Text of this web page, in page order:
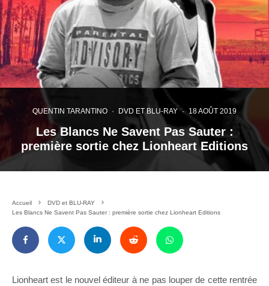
QUENTIN TARANTINO · DVD ET BLU-RAY · 18 AOÛT 2019
Les Blancs Ne Savent Pas Sauter :
première sortie chez Lionheart Editions
Accueil
DVD et BLU-RAY
Les Blancs Ne Savent Pas Sauter : première sortie chez Lionheart Editions
Lionheart est le nouvel éditeur à ne pas louper de cette rentrée